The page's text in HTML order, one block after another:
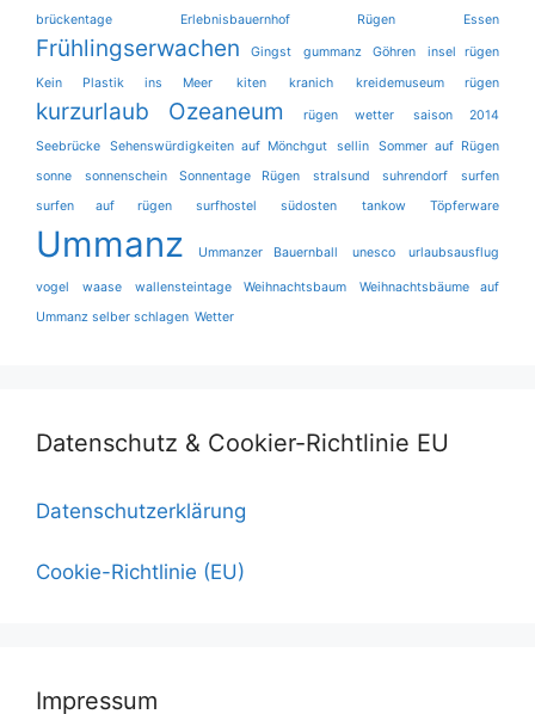
brückentage Erlebnisbauernhof Rügen Essen
Frühlingserwachen Gingst gummanz Göhren
insel rügen
Kein Plastik ins Meer
kiten kranich kreidemuseum rügen
kurzurlaub Ozeaneum rügen wetter
saison 2014
Seebrücke
Sehenswürdigkeiten auf Mönchgut sellin
Sommer auf Rügen
sonne
sonnenschein Sonnentage Rügen stralsund suhrendorf
surfen
surfen auf rügen
surfhostel südosten tankow Töpferware
Ummanz Ummanzer Bauernball unesco urlaubsausflug
vogel waase wallensteintage Weihnachtsbaum
Weihnachtsbäume auf
Ummanz selber schlagen Wetter
Datenschutz & Cookier-Richtlinie EU
Datenschutzerklärung
Cookie-Richtlinie (EU)
Impressum